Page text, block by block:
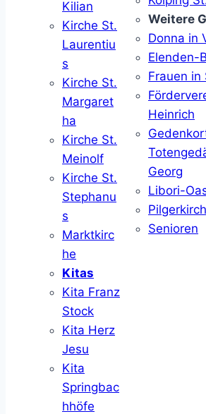
Kilian
Kirche St.
Laurentiu
s
Kirche St.
Margaret
ha
Kirche St.
Meinolf
Kirche St.
Stephanu
s
Marktkirc
he
Kitas
Kita Franz
Stock
Kita Herz
Jesu
Kita
Springbac
hhöfe
Weitere
Donna in
Elenden-
Frauen in
Heinrich
Georg
Libori-
Senioren